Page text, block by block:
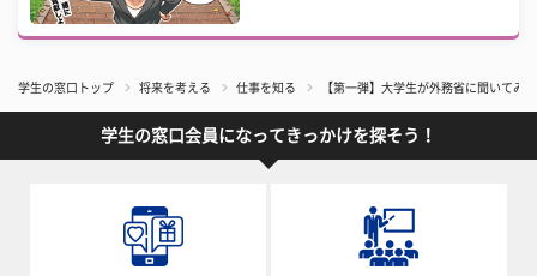
学生の窓口トップ 将来を考える 仕事を知る 【第一弾】大学生が外務省に聞いてみ
学生の窓口会員になってきっかけを探そう！